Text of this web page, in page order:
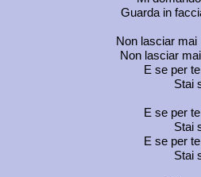
Guarda in
Non lasciar mai
Non lasciar
E se per
Stai
E se per
Stai
E se per
Stai